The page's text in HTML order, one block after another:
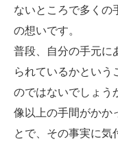
ないところで多くの
の想いです。
普段、自分の手元に
られているかという
のではないでしょう
像以上の手間がかか
とで、その事実に気